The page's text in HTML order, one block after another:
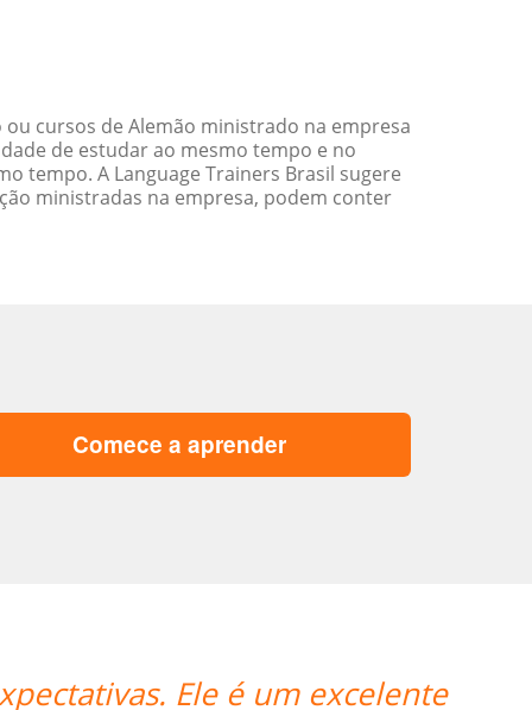
cursos de Alemão ministrado na empresa
de estudar ao mesmo tempo e no
tempo. A Language Trainers Brasil sugere
ministradas na empresa, podem conter
Comece a aprender
“”A Josette tem boa